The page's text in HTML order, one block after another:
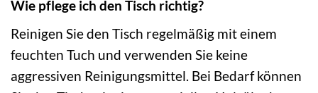
Wie pflege ich den Tisch richtig?
Reinigen Sie den Tisch regelmäßig mit einem
feuchten Tuch und verwenden Sie keine
aggressiven Reinigungsmittel. Bei Bedarf können